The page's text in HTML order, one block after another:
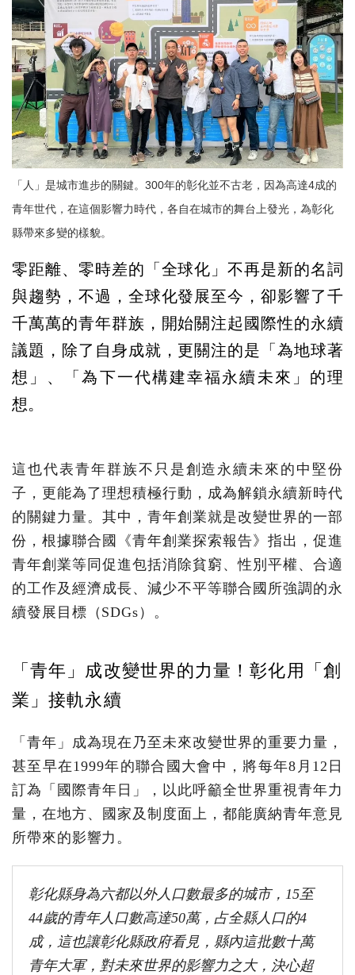
「人」是城市進步的關鍵。300年的彰化並不古老，因為高達4成的
青年世代，在這個影響力時代，各自在城市的舞台上發光，為彰化
縣帶來多變的樣貌。
零距離、零時差的「全球化」不再是新的名詞
與趨勢，不過，全球化發展至今，卻影響了千
千萬萬的青年群族，開始關注起國際性的永續
議題，除了自身成就，更關注的是「為地球著
想」、「為下一代構建幸福永續未來」的理
想。
這也代表青年群族不只是創造永續未來的中堅份
子，更能為了理想積極行動，成為解鎖永續新時代
的關鍵力量。其中，青年創業就是改變世界的一部
份，根據聯合國《青年創業探索報告》指出，促進
青年創業等同促進包括消除貧窮、性別平權、合適
的工作及經濟成長、減少不平等聯合國所強調的永
續發展目標（SDGs）。
「青年」成改變世界的力量！彰化用「創
業」接軌永續
「青年」成為現在乃至未來改變世界的重要力量，
甚至早在1999年的聯合國大會中，將每年8月12日
訂為「國際青年日」，以此呼籲全世界重視青年力
量，在地方、國家及制度面上，都能廣納青年意見
所帶來的影響力。
彰化縣身為六都以外人口數最多的城市，15至
44歲的青年人口數高達50萬，占全縣人口的4
成，這也讓彰化縣政府看見，縣內這批數十萬
青年大軍，對未來世界的影響力之大，決心超